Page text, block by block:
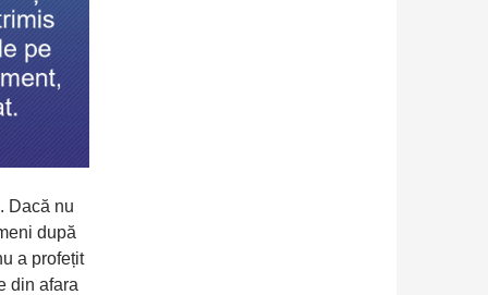
Dacă nu
după
a profețit
din afara